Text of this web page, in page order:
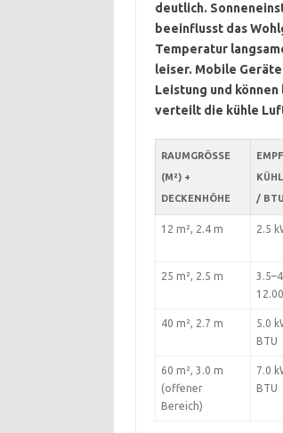
deutlich.
beeinflusst das
Temperatur
leiser. Mobile
Leistung und
verteilt die kühle
RAUMGRÖSSE (
M²) + D
ECKENHÖHE
/
12 m², 2.4 m 2.5
25 m², 2.5 m
40 m², 2.7 m
5.0
BTU
60 m², 3.0 m
(offener
Bereich)
7.0
BTU